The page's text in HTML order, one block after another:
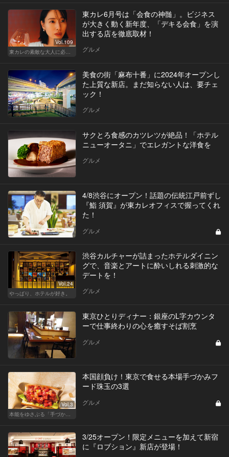
Vol.109
東カレ6月号は「会食の神髄」。ビジネス
が大きく動く新年度、「デキる会食」を演
出する店を徹底取材！
グルメ
美食の街「麻布十番」に2024年オープンし
た上質な新店。まだ知らない人は、要チェ
ック！
グルメ
サクとろ食感のカツレツが絶品！「ホテル
ニューオータニ」でエレガントな洋食を
グルメ
4/8渋谷にオープン！話題の伝統江戸前ずし
『鮨 須賀』が東カレオフィスで握ってくれ
た！
グルメ
Vol.24
やっぱり、ホテルが好き。
渋谷カルチャーが詰まったホテルダイニン
グで、音楽とアートに酔いしれる刺激的な
デートを！
グルメ
東京ひとりディナー：銀座のL字カウンタ
ーで仕事終わりの心を癒すそば割烹
グルメ
Vol.3
本国顔負け！東京で食せる本場手づかみフ
ード珠玉の3選
グルメ
3/25オープン！限定メニューを加えて新宿
に『ロブション』新店が登場！